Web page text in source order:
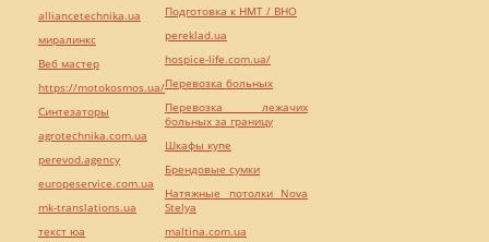
alliancetechnika.ua
миралинкс
Веб мастер
https://motokosmos.ua/
Синтезаторы
agrotechnika.com.ua
perevod.agency
europeservice.com.ua
mk-translations.ua
текст юа
Подготовка к НМТ / ВНО
pereklad.ua
hospice-life.com.ua/
Перевозка больных
Перевозка лежачих
больных за границу
Шкафы купе
Брендовые сумки
Натяжные потолки Nova
Stelya
maltina.com.ua